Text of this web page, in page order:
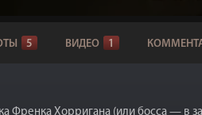
5 ВИДЕО 1
Френка Хорригана (или босса —